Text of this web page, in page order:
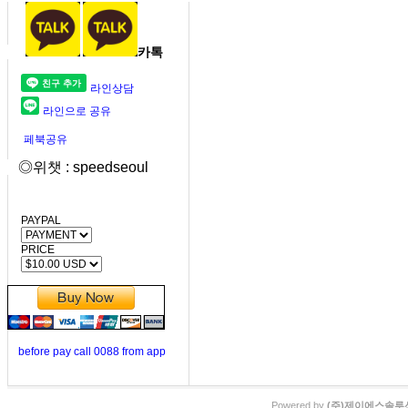
카톡
라인상담
라인으로 공유
페북공유
◎위챗 : speedseoul
PAYPAL
PRICE
before pay call 0088 from app
Powered by (주)제이에스솔루